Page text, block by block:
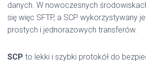
danych. W nowoczesnych
się więc SFTP, a SCP wykorzystywany
prostych i jednorazowych transferów.
SCP to lekki i szybki protokół do